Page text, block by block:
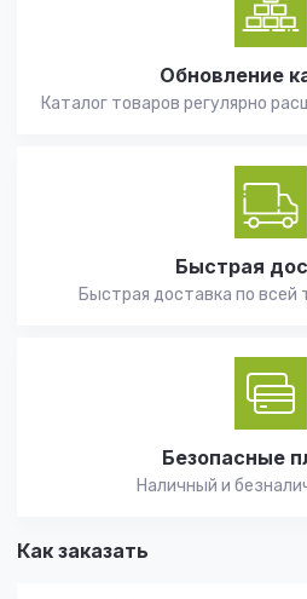
Обновление
Каталог товаров регулярно
Быстрая
Быстрая доставка по всей
Безопасные
Наличный и
Как заказать